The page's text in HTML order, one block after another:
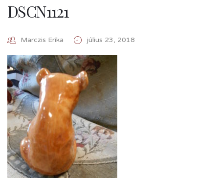
DSCN1121
Marczis Erika július 23, 2018